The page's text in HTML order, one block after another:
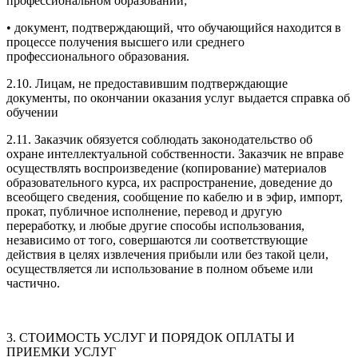
• документ, подтверждающий, что обучающийся находится в
процессе получения высшего или среднего
профессионального образования.
2.10. Лицам, не предоставившим подтверждающие
документы, по окончании оказания услуг выдается справка об
обучении
2.11. Заказчик обязуется соблюдать законодательство об
охране интеллектуальной собственности. Заказчик не вправе
осуществлять воспроизведение (копирование) материалов
образовательного курса, их распространение, доведение до
всеобщего сведения, сообщение по кабелю и в эфир, импорт,
прокат, публичное исполнение, перевод и другую
переработку, и любые другие способы использования,
независимо от того, совершаются ли соответствующие
действия в целях извлечения прибыли или без такой цели,
осуществляется ли использование в полном объеме или
частично.
3. СТОИМОСТЬ УСЛУГ И ПОРЯДОК ОПЛАТЫ И
ПРИЕМКИ УСЛУГ